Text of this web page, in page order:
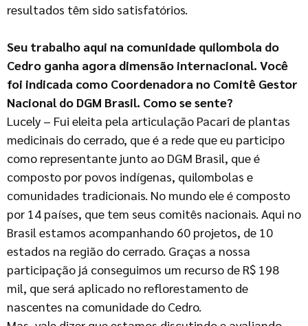
resultados têm sido satisfatórios.
Seu trabalho aqui na comunidade quilombola do
Cedro ganha agora dimensão internacional. Você
foi indicada como Coordenadora no Comitê Gestor
Nacional do DGM Brasil. Como se sente?
Lucely – Fui eleita pela articulação Pacari de plantas
medicinais do cerrado, que é a rede que eu participo
como representante junto ao DGM Brasil, que é
composto por povos indígenas, quilombolas e
comunidades tradicionais. No mundo ele é composto
por 14 países, que tem seus comitês nacionais. Aqui no
Brasil estamos acompanhando 60 projetos, de 10
estados na região do cerrado. Graças a nossa
participação já conseguimos um recurso de R$ 198
mil, que será aplicado no reflorestamento de
nascentes na comunidade do Cedro.